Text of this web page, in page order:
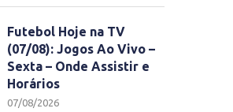
Futebol Hoje na TV
(07/08): Jogos Ao Vivo –
Sexta – Onde Assistir e
Horários
07/08/2026